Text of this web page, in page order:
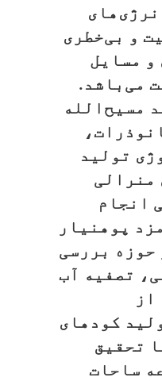
و بی‌خطری
و مسایل
می‌باشد.
مسیح‌الله
تولید
منرالی
انجام
پوهنیار
حوزه بررسی
تصفیه آب
از
کودهای
تحقیق
ساحات